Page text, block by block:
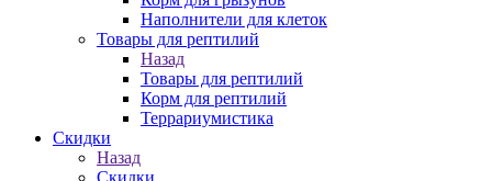
Наполнители для клеток
Товары для рептилий
Назад
Товары для рептилий
Корм для рептилий
Террариумистика
Скидки
Назад
Скидки